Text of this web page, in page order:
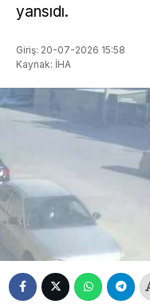
yansıdı.
Giriş: 20-07-2026 15:58
Kaynak: İHA